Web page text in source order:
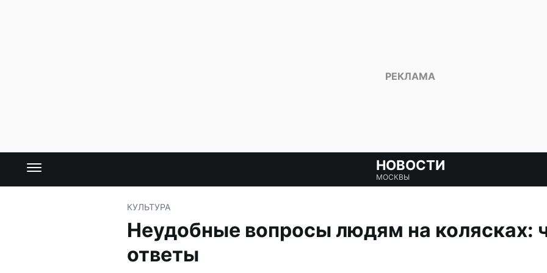
НОВОСТИ
МОСКВЫ
КУЛЬТУРА
Неудобные вопросы людям на колясках:
ответы